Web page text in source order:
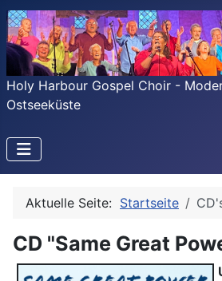
Holy Harbour Gospel Choir -
Ostseeküste
Aktuelle Seite: Startseite
CD "Same Great